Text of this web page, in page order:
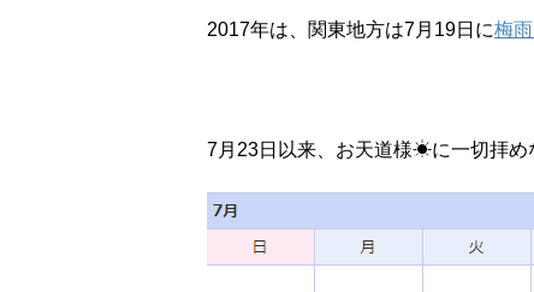
2017年は、関東地方は7月19日に梅
7月23日以来、お天道様☀に一切拝め